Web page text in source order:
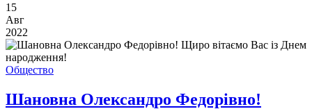
15
Авг
2022
Общество
Шановна Олександро Федорівно!